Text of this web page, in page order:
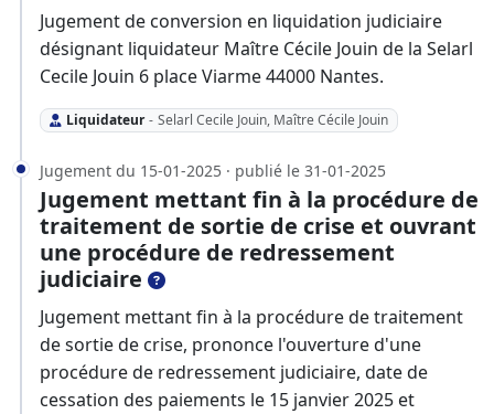
Jugement de conversion en liquidation judiciaire
désignant liquidateur Maître Cécile Jouin de la Selarl
Cecile Jouin 6 place Viarme 44000 Nantes.
Liquidateur - Selarl Cecile Jouin, Maître Cécile Jouin
Jugement du 15-01-2025 · publié le 31-01-2025
Jugement mettant fin à la procédure de
traitement de sortie de crise et ouvrant
une procédure de redressement
judiciaire
Jugement mettant fin à la procédure de traitement
de sortie de crise, prononce l'ouverture d'une
procédure de redressement judiciaire, date de
cessation des paiements le 15 janvier 2025 et